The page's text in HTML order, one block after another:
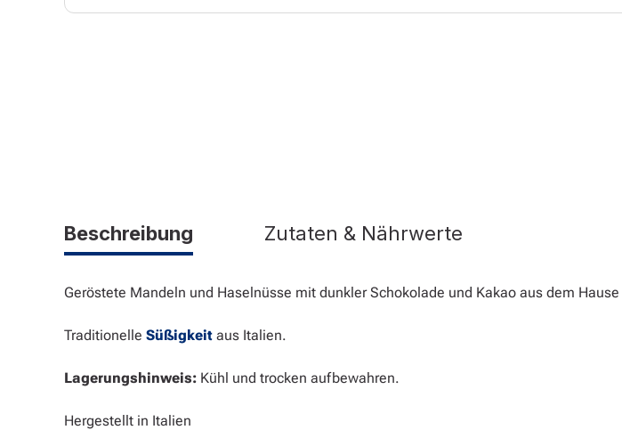
Beschreibung Zutaten & Nährwerte
Geröstete Mandeln und Haselnüsse mit dunkler Schokolade und Kakao aus dem Hause
Traditionelle Süßigkeit aus Italien.
Lagerungshinweis: Kühl und trocken aufbewahren.
Hergestellt in Italien